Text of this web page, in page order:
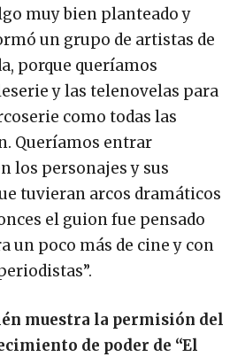
muy bien planteado y
un grupo de artistas de
porque queríamos
y las telenovelas para
como todas las
Queríamos entrar
los personajes y sus
tuvieran arcos dramáticos
el guion fue pensado
un poco más de cine y con
muestra la permisión del
de poder de “El